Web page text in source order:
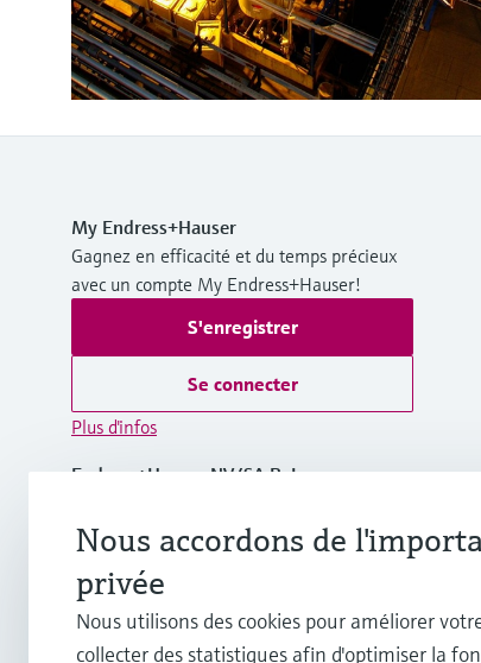
My Endress+Hauser
Gagnez en efficacité et du temps précieux
avec un compte My Endress+Hauser!
S'enregistrer
Se connecter
Plus d'infos
Endress+Hauser NV/SA BeLux
+32 (0)2 248 06 00
Nous accordons de
privée
Nous utilisons des cookies pour améliorer
collecter des statistiques afin d'optimiser la